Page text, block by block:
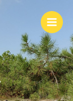
Main